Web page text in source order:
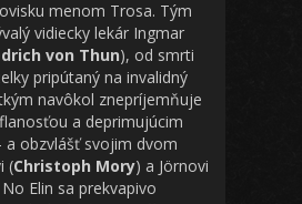
menom Trosa. Tým
vidiecky lekár Ingmar
von Thun), od smrti
pripútaný na invalidný
navôkol znepríjemňuje
a deprimujúcim
a obzvlášť svojim dvom
(Christoph Mory) a Jörnovi
No Elin sa prekvapivo